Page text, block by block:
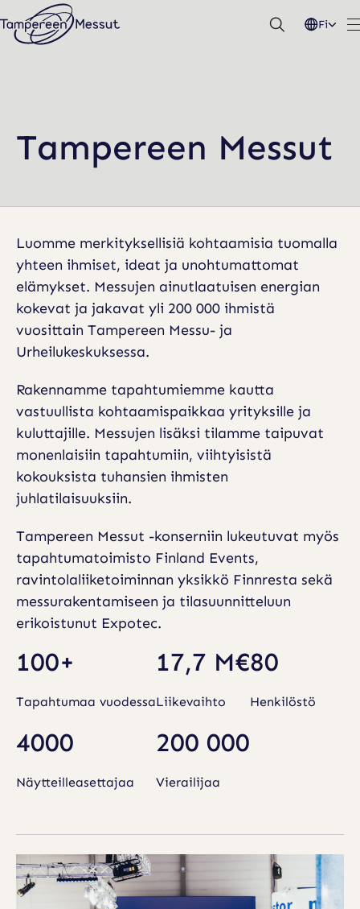
Hyppää
sisältöön
Fi
Tampereen Messut
Luomme merkityksellisiä kohtaamisia tuomalla
yhteen ihmiset, ideat ja unohtumattomat
elämykset. Messujen ainutlaatuisen energian
kokevat ja jakavat yli 200 000 ihmistä
vuosittain Tampereen Messu- ja
Urheilukeskuksessa.
Rakennamme tapahtumiemme kautta
vastuullista kohtaamispaikkaa yrityksille ja
kuluttajille. Messujen lisäksi tilamme taipuvat
monenlaisiin tapahtumiin, viihtyisistä
kokouksista tuhansien ihmisten
juhlatilaisuuksiin.
Tampereen Messut -konserniin lukeutuvat myös
tapahtumatoimisto Finland Events,
ravintolaliiketoiminnan yksikkö Finnresta sekä
messurakentamiseen ja tilasuunnitteluun
erikoistunut Expotec.
100+
Tapahtumaa vuodessa
4000
Näytteilleasettajaa
17,7 M€
Liikevaihto
200 000
Vierailijaa
80
Henkilöstö